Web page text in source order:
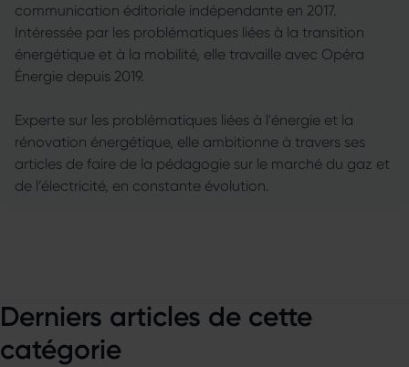
communication éditoriale indépendante en 2017.
Intéressée par les problématiques liées à la transition
énergétique et à la mobilité, elle travaille avec Opéra
Énergie depuis 2019.
Experte sur les problématiques liées à l'énergie et la
rénovation énergétique, elle ambitionne à travers ses
articles de faire de la pédagogie sur le marché du gaz et
de l’électricité, en constante évolution.
Derniers articles de cette
catégorie